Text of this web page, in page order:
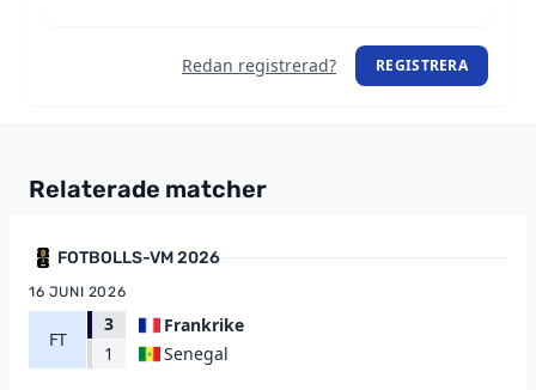
Redan registrerad? REGISTRERA
Relaterade matcher
FOTBOLLS-VM 2026
16 JUNI 2026
FT
3
1
Frankrike
Senegal